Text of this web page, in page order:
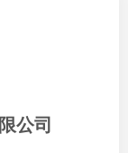
公司